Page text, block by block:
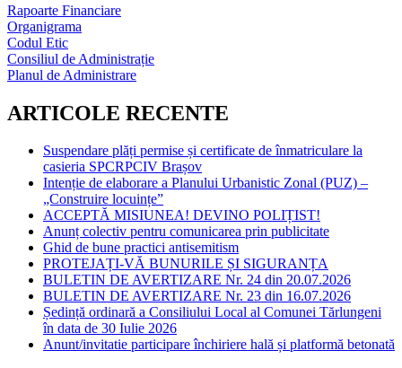
Rapoarte Financiare
Organigrama
Codul Etic
Consiliul de Administrație
Planul de Administrare
ARTICOLE RECENTE
Suspendare plăți permise și certificate de înmatriculare la
casieria SPCRPCIV Brașov
Intenție de elaborare a Planului Urbanistic Zonal (PUZ) –
„Construire locuințe”
ACCEPTĂ MISIUNEA! DEVINO POLIȚIST!
Anunț colectiv pentru comunicarea prin publicitate
Ghid de bune practici antisemitism
PROTEJAȚI-VĂ BUNURILE ȘI SIGURANȚA
BULETIN DE AVERTIZARE Nr. 24 din 20.07.2026
BULETIN DE AVERTIZARE Nr. 23 din 16.07.2026
Ședință ordinară a Consiliului Local al Comunei Tărlungeni
în data de 30 Iulie 2026
Anunt/invitatie participare închiriere hală și platformă betonată